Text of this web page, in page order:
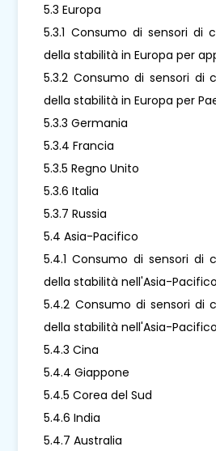
5.3 Europa
5.3.1 Consumo di sensori di
della stabilità in Europa per
5.3.2 Consumo di sensori di
della stabilità in Europa per
5.3.3 Germania
5.3.4 Francia
5.3.5 Regno Unito
5.3.6 Italia
5.3.7 Russia
5.4 Asia-Pacifico
5.4.1 Consumo di sensori di
della stabilità nell'Asia-
5.4.2 Consumo di sensori di
della stabilità nell'Asia-
5.4.3 Cina
5.4.4 Giappone
5.4.5 Corea del Sud
5.4.6 India
5.4.7 Australia